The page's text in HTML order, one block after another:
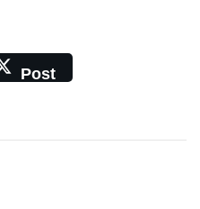
Post